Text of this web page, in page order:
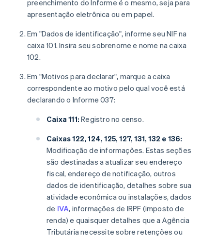
preenchimento do Informe é o mesmo, seja para
apresentação eletrônica ou em papel.
Em "Dados de identificação", informe seu NIF na
caixa 101. Insira seu sobrenome e nome na caixa
102.
Em "Motivos para declarar", marque a caixa
correspondente ao motivo pelo qual você está
declarando o Informe 037:
Caixa 111: Registro no censo.
Caixas 122, 124, 125, 127, 131, 132 e 136:
Modificação de informações. Estas seções
são destinadas a atualizar seu endereço
fiscal, endereço de notificação, outros
dados de identificação, detalhes sobre sua
atividade econômica ou instalações, dados
de IVA, informações de IRPF (imposto de
renda) e quaisquer detalhes que a Agência
Tributária necessite sobre retenções ou